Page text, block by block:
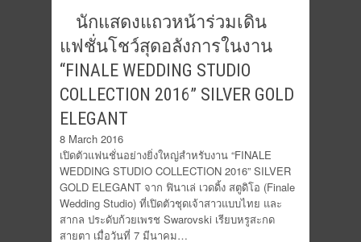
นักแสดงแถวหน้าร่วมเดิน
แฟชั่นโชว์สุดอลังการในงาน
“FINALE WEDDING STUDIO
COLLECTION 2016” SILVER GOLD
ELEGANT
8 March 2016
เปิดตัวแฟนชั่นอย่างยิ่งใหญ่สำหรับงาน “FINALE
WEDDING STUDIO COLLECTION 2016” SILVER
GOLD ELEGANT จาก ฟินาเล่ เวดดิ้ง สตูดิโอ (Finale
Wedding Studio) ที่เปิดตัวชุดเจ้าสาวแบบไทย และ
สากล ประดับก้วยเพรช Swarovski เรียบหรูสะกด
สายตา เมื่อวันที่ 7 มีนาคม…